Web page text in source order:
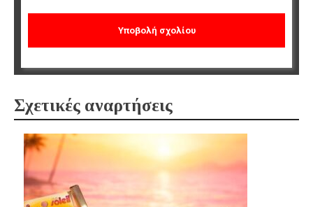
Σχετικές αναρτήσεις